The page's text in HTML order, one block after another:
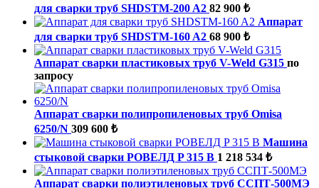
для сварки труб SHDSTM-200 A2 82 900 ₺
Аппарат
для сварки труб SHDSTM-160 A2 68 900 ₺
Аппарат сварки пластиковых труб V-Weld G315 по
запросу
Аппарат сварки полипропиленовых труб Omisa
6250/N 309 600 ₺
Машина
стыковой сварки РОВЕЛД P 315 B 1 218 534 ₺
Аппарат сварки полиэтиленовых труб ССПТ-500МЭ